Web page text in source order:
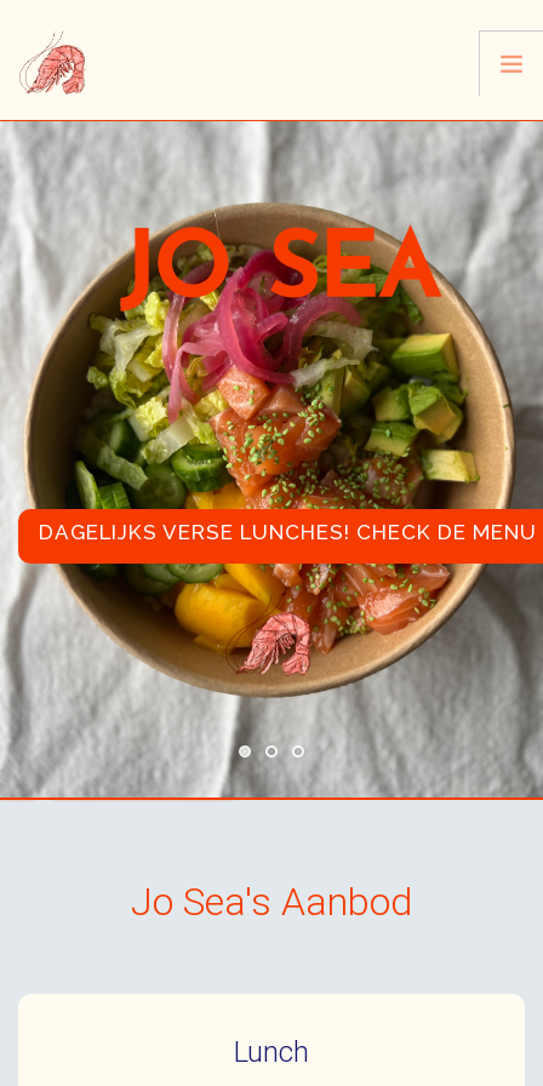
HOME
JO SEA'S AANBOD
CONTACT
DAGELIJKS VERSE LUNCHES! CHECK DE
EEN BUFFET ZOALS U HET WENST!
NEW WEEK NEW LUNCHES
Jo Sea's Aanbod
Lunch